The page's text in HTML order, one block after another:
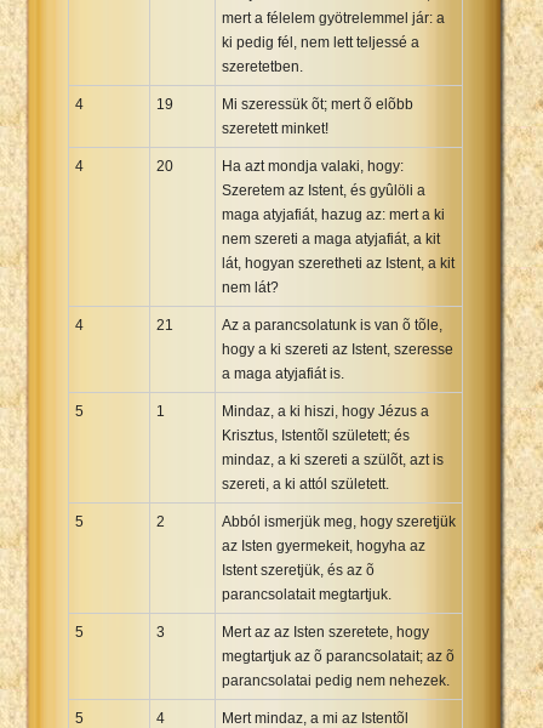
mert a félelem gyötrelemmel jár: a
ki pedig fél, nem lett teljessé a
szeretetben.
4 19
Mi szeressük õt; mert õ elõbb
szeretett minket!
4 20
Ha azt mondja valaki, hogy:
Szeretem az Istent, és gyûlöli a
maga atyjafiát, hazug az: mert a ki
nem szereti a maga atyjafiát, a kit
lát, hogyan szeretheti az Istent, a kit
nem lát?
4 21
Az a parancsolatunk is van õ tõle,
hogy a ki szereti az Istent, szeresse
a maga atyjafiát is.
5 1
Mindaz, a ki hiszi, hogy Jézus a
Krisztus, Istentõl született; és
mindaz, a ki szereti a szülõt, azt is
szereti, a ki attól született.
5 2
Abból ismerjük meg, hogy szeretjük
az Isten gyermekeit, hogyha az
Istent szeretjük, és az õ
parancsolatait megtartjuk.
5 3
Mert az az Isten szeretete, hogy
megtartjuk az õ parancsolatait; az õ
parancsolatai pedig nem nehezek.
5 4
Mert mindaz, a mi az Istentõl